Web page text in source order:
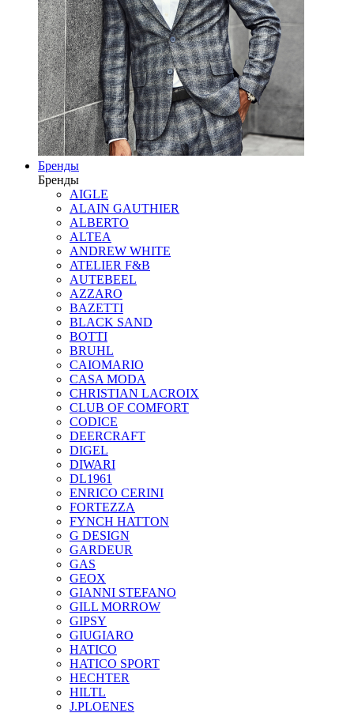
Бренды
Бренды
AIGLE
ALAIN GAUTHIER
ALBERTO
ALTEA
ANDREW WHITE
ATELIER F&B
AUTEBEEL
AZZARO
BAZETTI
BLACK SAND
BOTTI
BRUHL
CAIOMARIO
CASA MODA
CHRISTIAN LACROIX
CLUB OF COMFORT
CODICE
DEERCRAFT
DIGEL
DIWARI
DL1961
ENRICO CERINI
FORTEZZA
FYNCH HATTON
G DESIGN
GARDEUR
GAS
GEOX
GIANNI STEFANO
GILL MORROW
GIPSY
GIUGIARO
HATICO
HATICO SPORT
HECHTER
HILTL
J.PLOENES